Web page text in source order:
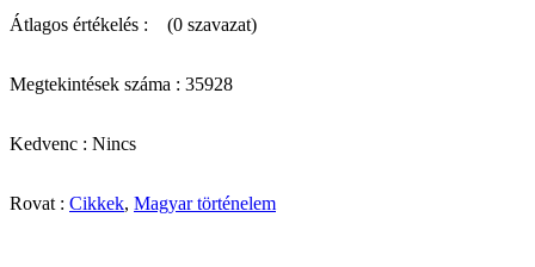
Átlagos értékelés : (0 szavazat)
Megtekintések száma : 35928
Kedvenc : Nincs
Rovat : Cikkek, Magyar történelem